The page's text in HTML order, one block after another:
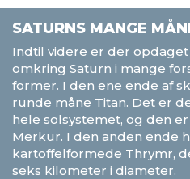
SATURNS MANGE
Indtil videre er der
omkring Saturn i mange
former. I den ene ende af
runde måne Titan. Det er
hele solsystemet, og den
Merkur. I den anden ende
kartoffelformede Thrymr,
seks kilometer i diameter.